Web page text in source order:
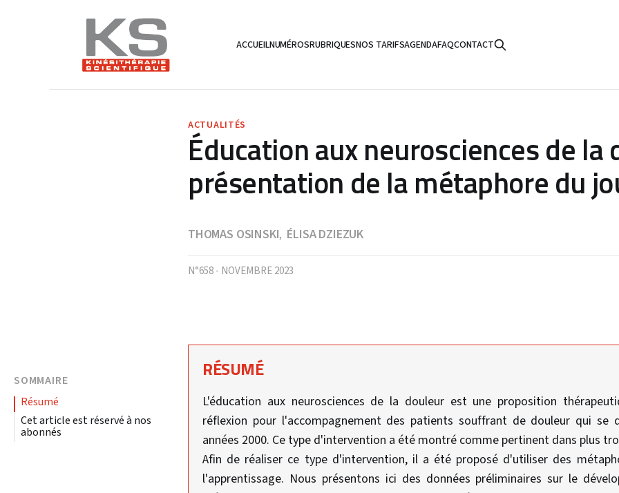
ACCUEILNUMÉROSRUBRIQUESNOS TARIFSAGENDAFAQCONTACT
ACTUALITÉS
Éducation aux neurosciences de la
présentation de la métaphore du
THOMAS OSINSKI, ÉLISA DZIEZUK
N°658 - NOVEMBRE 2023
SOMMAIRE
résumé
Cet article est réservé à nos
abonnés
RÉSUMÉ
L'éducation aux neurosciences de la douleur est une proposition
réflexion pour l'accompagnement des patients souffrant de douleur qui se
années 2000. Ce type d'intervention a été montré comme pertinent dans plus
Afin de réaliser ce type d'intervention, il a été proposé d'utiliser des
l'apprentissage. Nous présentons ici des données préliminaires sur le